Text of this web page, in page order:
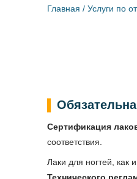
Главная / Услуги по
Cертификация
соответствия.
Лаки для ногтей, как